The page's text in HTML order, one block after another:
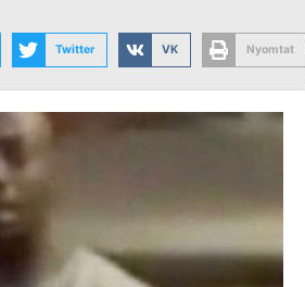
Twitter VK Nyomtat